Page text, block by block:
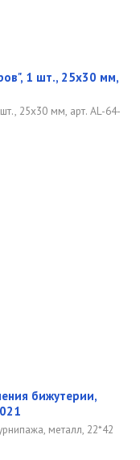
1 шт., 25х30 мм,
25х30 мм, арт. AL-64-
бижутерии,
металл, 22*42